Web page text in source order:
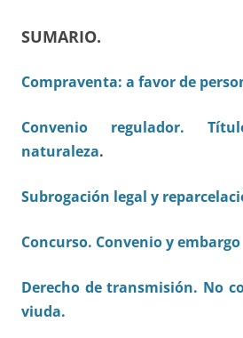
SUMARIO.
Compraventa: a favor de
Convenio regulador.
naturaleza.
Subrogación legal y
Concurso. Convenio y embargo
Derecho de transmisión. No
viuda.